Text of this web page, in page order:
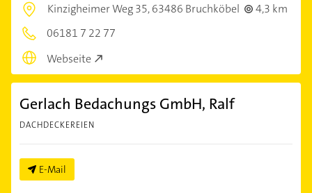
Kinzigheimer Weg 35,63486 Bruchköbel
4,3 km
06181 7 22 77
Webseite
Gerlach Bedachungs GmbH, Ralf
DACHDECKEREIEN
E-Mail